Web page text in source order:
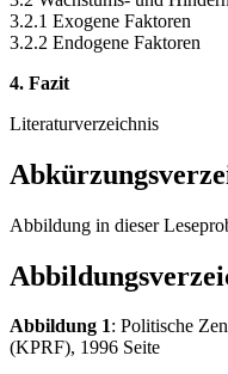
3.2.1 Exogene Faktoren
3.2.2 Endogene Faktoren
4. Fazit
Literaturverzeichnis
Abbildung in dieser
Abbildung 1: Politische
(KPRF), 1996 Seite